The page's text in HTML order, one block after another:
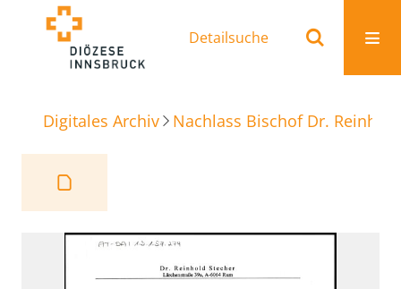
Detailsuche
Digitales Archiv Nachlass Bischof Dr.